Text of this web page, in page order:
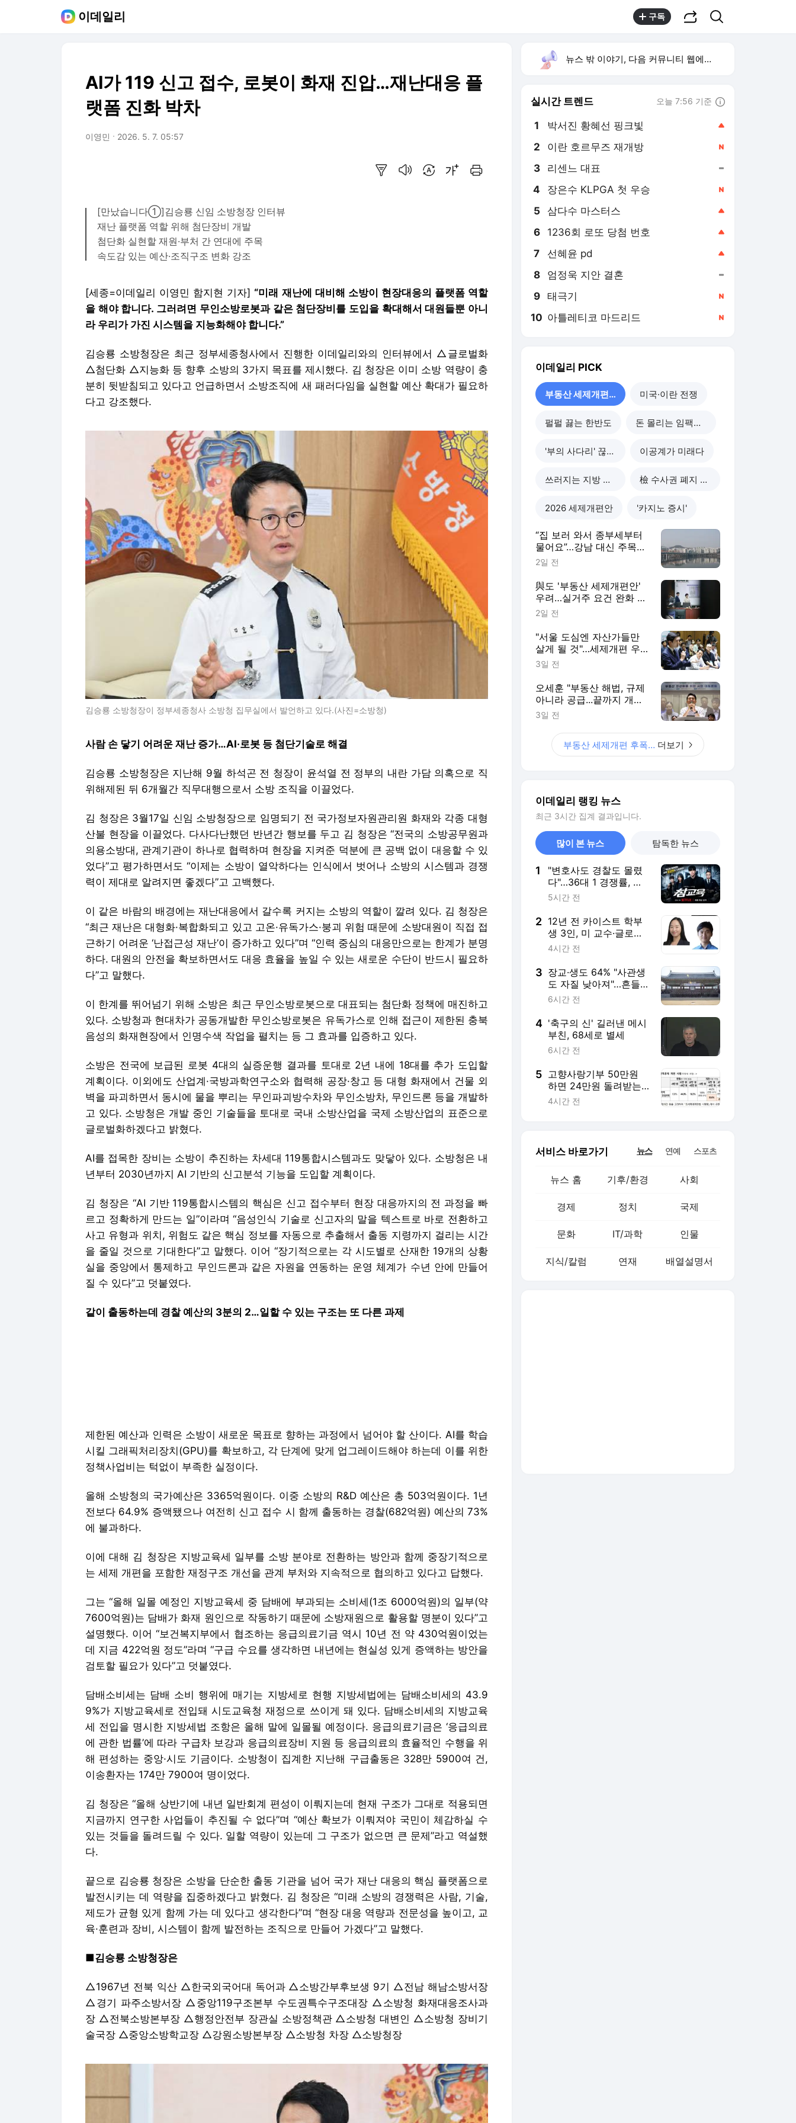
이데일리 구독
AI가 119 신고 접수, 로봇이 화재 진압…재난대응 플
랫폼 진화 박차
이영민 2026. 5. 7. 05:57
[만났습니다①]김승룡 신임 소방청장 인터뷰
재난 플랫폼 역할 위해 첨단장비 개발
첨단화 실현할 재원·부처 간 연대에 주목
속도감 있는 예산·조직구조 변화 강조
[세종=이데일리 이영민 함지현 기자] “미래 재난에 대비해 소방이 현장대응의 플랫폼 역할
을 해야 합니다. 그러려면 무인소방로봇과 같은 첨단장비를 도입을 확대해서 대원들뿐 아니
라 우리가 가진 시스템을 지능화해야 합니다.”
김승룡 소방청장은 최근 정부세종청사에서 진행한 이데일리와의 인터뷰에서 △글로벌화
△첨단화 △지능화 등 향후 소방의 3가지 목표를 제시했다. 김 청장은 이미 소방 역량이 충
분히 뒷받침되고 있다고 언급하면서 소방조직에 새 패러다임을 실현할 예산 확대가 필요하
다고 강조했다.
김승룡 소방청장이 정부세종청사 소방청 집무실에서 발언하고 있다.(사진=소방청)
사람 손 닿기 어려운 재난 증가…AI·로봇 등 첨단기술로 해결
김승룡 소방청장은 지난해 9월 하석곤 전 청장이 윤석열 전 정부의 내란 가담 의혹으로 직
위해제된 뒤 6개월간 직무대행으로서 소방 조직을 이끌었다.
김 청장은 3월17일 신임 소방청장으로 임명되기 전 국가정보자원관리원 화재와 각종 대형
산불 현장을 이끌었다. 다사다난했던 반년간 행보를 두고 김 청장은 “전국의 소방공무원과
의용소방대, 관계기관이 하나로 협력하며 현장을 지켜준 덕분에 큰 공백 없이 대응할 수 있
었다”고 평가하면서도 “이제는 소방이 열악하다는 인식에서 벗어나 소방의 시스템과 경쟁
력이 제대로 알려지면 좋겠다”고 고백했다.
이 같은 바람의 배경에는 재난대응에서 갈수록 커지는 소방의 역할이 깔려 있다. 김 청장은
“최근 재난은 대형화·복합화되고 있고 고온·유독가스·붕괴 위험 때문에 소방대원이 직접 접
근하기 어려운 ‘난접근성 재난’이 증가하고 있다”며 “인력 중심의 대응만으로는 한계가 분명
하다. 대원의 안전을 확보하면서도 대응 효율을 높일 수 있는 새로운 수단이 반드시 필요하
다”고 말했다.
이 한계를 뛰어넘기 위해 소방은 최근 무인소방로봇으로 대표되는 첨단화 정책에 매진하고
있다. 소방청과 현대차가 공동개발한 무인소방로봇은 유독가스로 인해 접근이 제한된 충북
음성의 화재현장에서 인명수색 작업을 펼치는 등 그 효과를 입증하고 있다.
소방은 전국에 보급된 로봇 4대의 실증운행 결과를 토대로 2년 내에 18대를 추가 도입할
계획이다. 이외에도 산업계·국방과학연구소와 협력해 공장·창고 등 대형 화재에서 건물 외
벽을 파괴하면서 동시에 물을 뿌리는 무인파괴방수차와 무인소방차, 무인드론 등을 개발하
고 있다. 소방청은 개발 중인 기술들을 토대로 국내 소방산업을 국제 소방산업의 표준으로
글로벌화하겠다고 밝혔다.
AI를 접목한 장비는 소방이 추진하는 차세대 119통합시스템과도 맞닿아 있다. 소방청은 내
년부터 2030년까지 AI 기반의 신고분석 기능을 도입할 계획이다.
김 청장은 “AI 기반 119통합시스템의 핵심은 신고 접수부터 현장 대응까지의 전 과정을 빠
르고 정확하게 만드는 일”이라며 “음성인식 기술로 신고자의 말을 텍스트로 바로 전환하고
사고 유형과 위치, 위험도 같은 핵심 정보를 자동으로 추출해서 출동 지령까지 걸리는 시간
을 줄일 것으로 기대한다”고 말했다. 이어 “장기적으로는 각 시도별로 산재한 19개의 상황
실을 중앙에서 통제하고 무인드론과 같은 자원을 연동하는 운영 체계가 수년 안에 만들어
질 수 있다”고 덧붙였다.
같이 출동하는데 경찰 예산의 3분의 2…일할 수 있는 구조는 또 다른 과제
에 불과하다.
이에 대해 김 청장은 지방교육세 일부를 소방 분야로 전환하는 방안과 함께 중장기적으로
그는 “올해 일몰 예정인 지방교육세 중 담배에 부과되는 소비세(1조 6000억원)의 일부(약
7600억원)는 담배가 화재 원인으로 작동하기 때문에 소방재원으로 활용할 명분이 있다”고
데 지금 422억원 정도”라며 “구급 수요를 생각하면 내년에는 현실성 있게 증액하는 방안을
검토할 필요가 있다”고 덧붙였다.
담배소비세는 담배 소비 행위에 매기는 지방세로 현행 지방세법에는 담배소비세의 43.9
9%가 지방교육세로 전입돼 시도교육청 재정으로 쓰이게 돼 있다. 담배소비세의 지방교육
세 전입을 명시한 지방세법 조항은 올해 말에 일몰될 예정이다. 응급의료기금은 ‘응급의료
에 관한 법률’에 따라 구급차 보강과 응급의료장비 지원 등 응급의료의 효율적인 수행을 위
해 편성하는 중앙·시도 기금이다. 소방청이 집계한 지난해 구급출동은 328만 5900여 건,
김 청장은 “올해 상반기에 내년 일반회계 편성이 이뤄지는데 현재 구조가 그대로 적용되면
지금까지 연구한 사업들이 추진될 수 없다”며 “예산 확보가 이뤄져야 국민이 체감하실 수
있는 것들을 돌려드릴 수 있다. 일할 역량이 있는데 그 구조가 없으면 큰 문제”라고 역설했
다.
발전시키는 데 역량을 집중하겠다고 밝혔다. 김 청장은 “미래 소방의 경쟁력은 사람, 기술,
제도가 균형 있게 함께 가는 데 있다고 생각한다”며 “현장 대응 역량과 전문성을 높이고, 교
육·훈련과 장비, 시스템이 함께 발전하는 조직으로 만들어 가겠다”고 말했다.
△1967년 전북 익산 △한국외국어대 독어과 △소방간부후보생 9기 △전남 해남소방서장
△경기 파주소방서장 △중앙119구조본부 수도권특수구조대장 △소방청 화재대응조사과
장 △전북소방본부장 △행정안전부 장관실 소방정책관 △소방청 대변인 △소방청 장비기
뉴스 밖 이야기, 다음 커뮤니티 웹에서 보기
실시간 트렌드 오늘 7:56 기준
1 박서진 황혜선 핑크빛
2 이란 호르무즈 재개방
3 리센느 대표
4 장은수 KLPGA 첫 우승
5 삼다수 마스터스
6 1236회 로또 당첨 번호
7 선혜윤 pd
8 엄정욱 지안 결혼
9 태극기
10 아틀레티코 마드리드
이데일리 PICK
부동산 세제개편 후폭풍 미국·이란 전쟁
펄펄 끓는 한반도 돈 몰리는 임팩트 투자
'부의 사다리' 끊기나 이공계가 미래다
쓰러지는 지방 부동산 檢 수사권 폐지 후폭풍
2026 세제개편안 '카지노 증시'
“집 보러 와서 종부세부터
물어요”…강남 대신 주목받
는 ‘강·양·영·동’
2일 전
與도 '부동산 세제개편안'
우려…실거주 요건 완화 시
사
2일 전
"서울 도심엔 자산가들만
살게 될 것"…세제개편 우
려 쏟아져
3일 전
오세훈 "부동산 해법, 규제
아니라 공급...끝까지 개선
건의할 것"
3일 전
부동산 세제개편 후폭풍 더보기
이데일리 랭킹 뉴스
최근 3시간 집계 결과입니다.
많이 본 뉴스 탐독한 뉴스
1
"변호사도 경찰도 몰렸
다"…36대 1 경쟁률, 안
민석 "더 뽑을까"
5시간 전
2 12년 전 카이스트 학부
생 3인, 미 교수·글로벌
제약사 인재로 '우뚝'
4시간 전
3 장교·생도 64% "사관생
도 자질 낮아져"…흔들
리는 ‘엘리트 장교 산실’
6시간 전
4 '축구의 신' 길러낸 메시
부친, 68세로 별세
6시간 전
5 고향사랑기부 50만원
하면 24만원 돌려받는
다…지방일수록 혜택↑
4시간 전
서비스 바로가기 뉴스 연예 스포츠
뉴스 홈 기후/환경 사회
경제 정치 국제
문화 IT/과학 인물
지식/칼럼 연재 배열설명서